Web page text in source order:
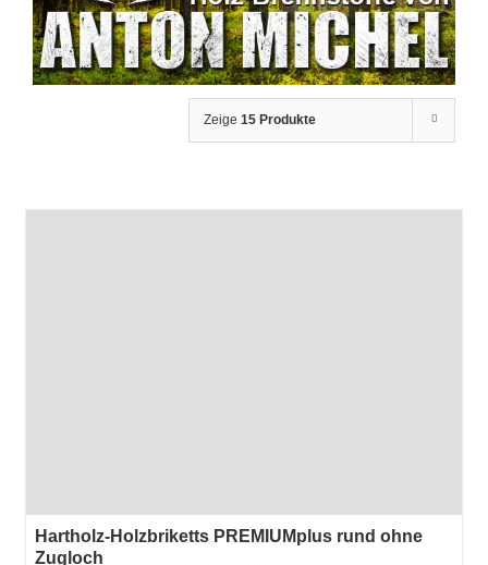
Zeige 15 Produkte
Hartholz-Holzbriketts PREMIUMplus rund ohne
Zugloch